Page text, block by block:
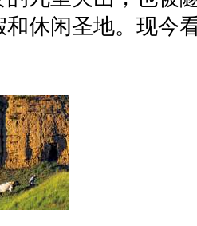
和休闲圣地。现